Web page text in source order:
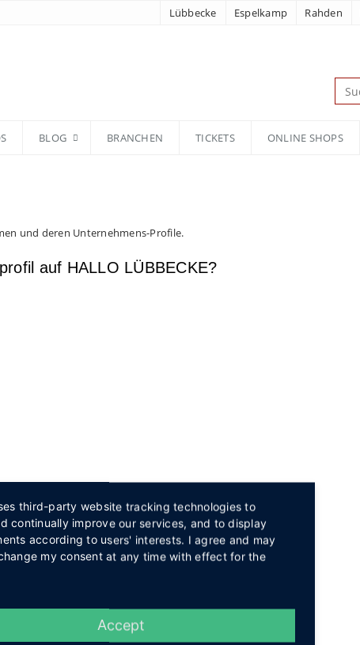
Lübbecke Espelkamp Rahden
BLOG BRANCHEN TICKETS ONLINE SHOPS
und deren Unternehmens-Profile.
auf HALLO LÜBBECKE?
third-party website tracking technologies to
continually improve our services, and to display
according to users' interests. I agree and may
my consent at any time with effect for the
Accept